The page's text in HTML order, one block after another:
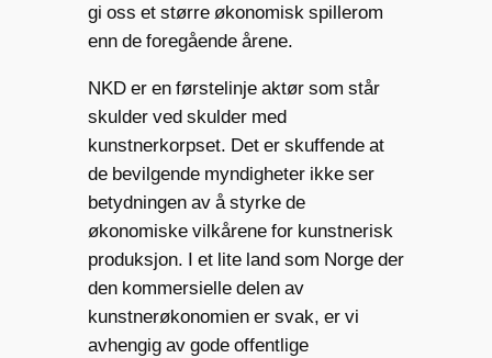
gi oss et større økonomisk spillerom
enn de foregående årene.
NKD er en førstelinje aktør som står
skulder ved skulder med
kunstnerkorpset. Det er skuffende at
de bevilgende myndigheter ikke ser
betydningen av å styrke de
økonomiske vilkårene for kunstnerisk
produksjon. I et lite land som Norge der
den kommersielle delen av
kunstnerøkonomien er svak, er vi
avhengig av gode offentlige